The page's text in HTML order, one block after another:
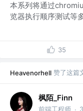
本系列将通过
览器执行顺序测试等
35
Heavenorhell 赞了这篇
枫陌_Finn
前端工程师 ·